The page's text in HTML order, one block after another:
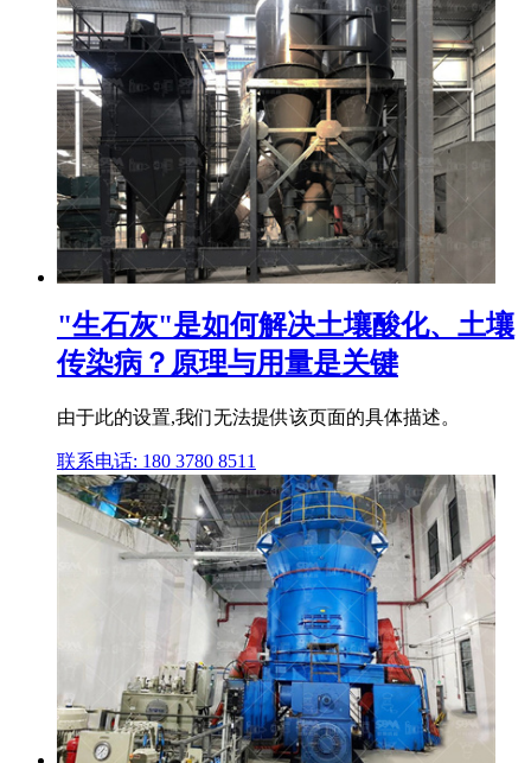
"生石灰"是如何解决土壤酸化、土壤
传染病？原理与用量是关键
由于此的设置,我们无法提供该页面的具体描述。
联系电话: 180 3780 8511